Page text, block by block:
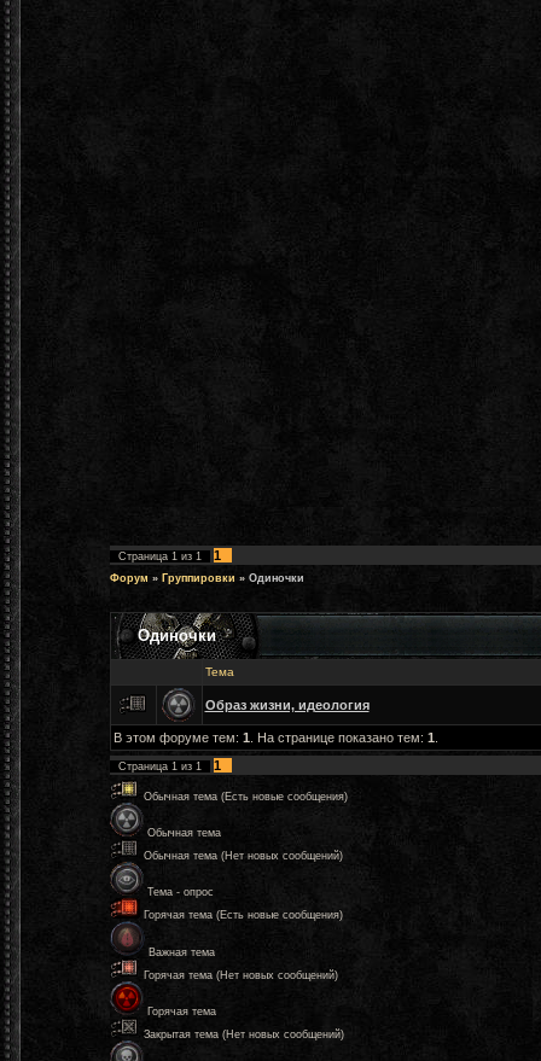
Страница 1из 1 1
Форум » Группировки » Одиночки
Одиночки
Тема
Образ жизни, идеология
В этом форуме тем: 1 . На странице показано тем: 1
Страница 1из 1 1
Обычная тема (Есть новые сообщения)
Обычная тема
Обычная тема (Нет новых сообщений)
Тема - опрос
Горячая тема (Есть новые сообщения)
Важная тема
Горячая тема (Нет новых сообщений)
Горячая тема
Закрытая тема (Нет новых сообщений)